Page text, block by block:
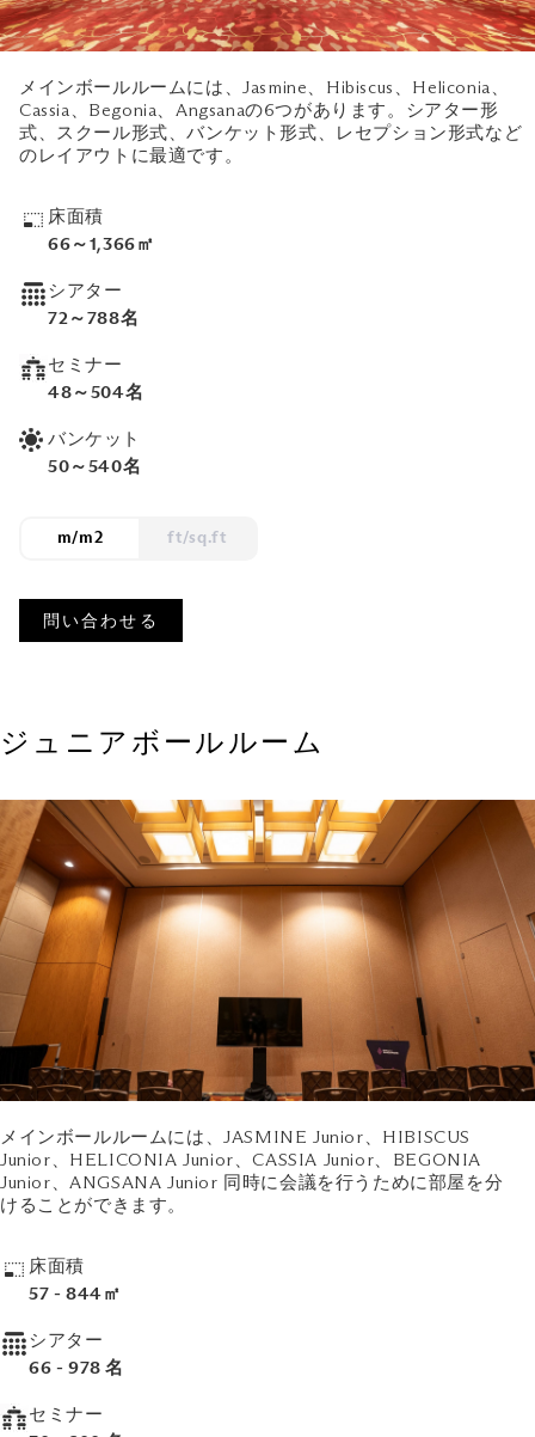
メインボールルームには、Jasmine、Hibiscus、Heliconia、
Cassia、Begonia、Angsanaの6つがあります。シアター形
式、スクール形式、バンケット形式、レセプション形式など
のレイアウトに最適です。
床面積
66～1,366㎡
シアター
72～788名
セミナー
48～504名
バンケット
50～540名
m/m2 ft/sq.ft
問い合わせる
ジュニアボールルーム
メインボールルームには、JASMINE Junior、HIBISCUS
Junior、HELICONIA Junior、CASSIA Junior、BEGONIA
Junior、ANGSANA Junior 同時に会議を行うために部屋を分
けることができます。
床面積
57 - 844㎡
シアター
66 - 978 名
セミナー